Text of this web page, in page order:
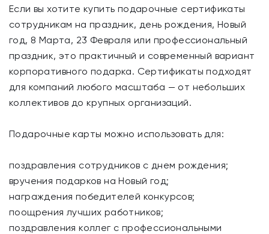
Если вы хотите купить подарочные сертификаты
сотрудникам на праздник, день рождения, Новый
год, 8 Марта, 23 Февраля или профессиональный
праздник, это практичный и современный вариант
корпоративного подарка. Сертификаты подходят
для компаний любого масштаба — от небольших
коллективов до крупных организаций.
Подарочные карты можно использовать для:
поздравления сотрудников с днем рождения;
вручения подарков на Новый год;
награждения победителей конкурсов;
поощрения лучших работников;
поздравления коллег с профессиональными